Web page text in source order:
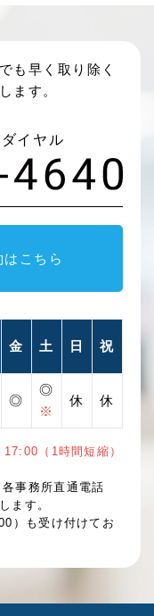
も早く取り除く
ます。
イヤル
はこちら
金 土 日 祝
◎
◎
※
休 休
（1時間短縮）
事務所直通電話
ます。
）も受け付けてお